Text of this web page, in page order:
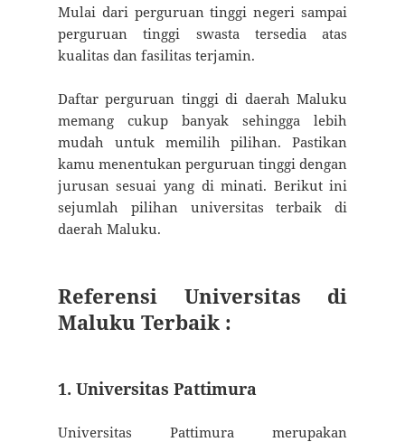
Mulai dari perguruan tinggi negeri sampai
perguruan tinggi swasta tersedia atas
kualitas dan fasilitas terjamin.
Daftar perguruan tinggi di daerah Maluku
memang cukup banyak sehingga lebih
mudah untuk memilih pilihan. Pastikan
kamu menentukan perguruan tinggi dengan
jurusan sesuai yang di minati. Berikut ini
sejumlah pilihan universitas terbaik di
daerah Maluku.
Referensi Universitas di
Maluku Terbaik :
1. Universitas Pattimura
Universitas Pattimura merupakan